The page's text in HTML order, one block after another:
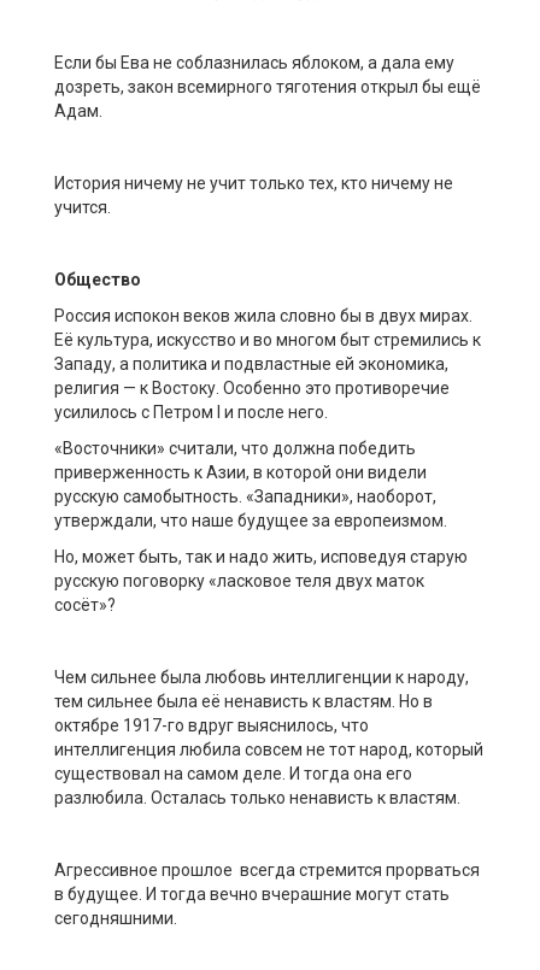
Если бы Ева не соблазнилась яблоком, а дала ему
дозреть, закон всемирного тяготения открыл бы ещё
Адам.
История ничему не учит только тех, кто ничему не
учится.
Общество
Россия испокон веков жила словно бы в двух мирах.
Её культура, искусство и во многом быт стремились к
Западу, а политика и подвластные ей экономика,
религия — к Востоку. Особенно это противоречие
усилилось с Петром I и после него.
«Восточники» считали, что должна победить
приверженность к Азии, в которой они видели
русскую самобытность. «Западники», наоборот,
утверждали, что наше будущее за европеизмом.
Но, может быть, так и надо жить, исповедуя старую
русскую поговорку «ласковое теля двух маток
сосёт»?
Чем сильнее была любовь интеллигенции к народу,
тем сильнее была её ненависть к властям. Но в
октябре 1917-го вдруг выяснилось, что
интеллигенция любила совсем не тот народ, который
существовал на самом деле. И тогда она его
разлюбила. Осталась только ненависть к властям.
Агрессивное прошлое всегда стремится прорваться
в будущее. И тогда вечно вчерашние могут стать
сегодняшними.